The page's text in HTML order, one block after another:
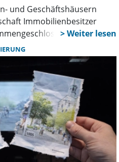
und Geschäftshäusern
Immobilienbesitzer
Die
geltenden
Transparenz, frühzeitige
mit der Stadt.